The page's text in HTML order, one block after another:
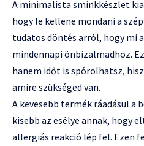
A minimalista sminkkészlet
hogy le kellene mondani a
tudatos döntés arról, hogy mi
mindennapi önbizalmadhoz.
hanem időt is spórolhatsz,
amire szükséged van.
A kevesebb termék ráadásul a
kisebb az esélye annak, hogy
allergiás reakció lép fel. Ezen